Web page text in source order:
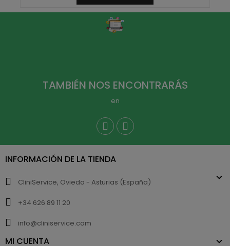
TAMBIÉN NOS ENCONTRARÁS
en
INFORMACIÓN DE LA TIENDA
CliniService, Oviedo - Asturias (España)
+34 626 89 11 20
info@cliniservice.com
MI CUENTA